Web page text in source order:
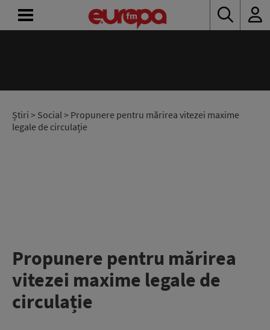
Știri > Social> Propunere pentru mărirea vitezei maxime
legale de circulație
Propunere pentru mărirea
vitezei maxime legale de
circulație
RADIO